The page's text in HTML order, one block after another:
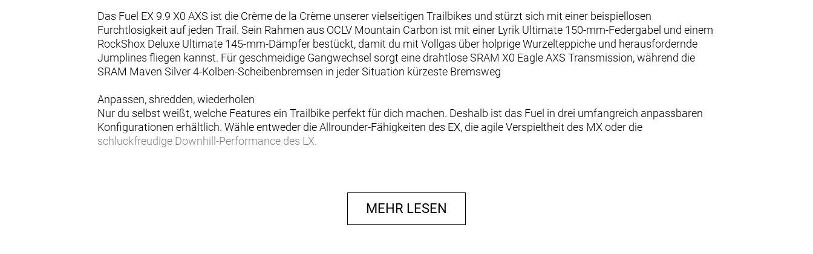
Das Fuel EX 9.9 X0 AXS ist die Crème de la Crème unserer vielseitigen Trailbikes und stürzt sich mit einer beispiellosen
Furchtlosigkeit auf jeden Trail. Sein Rahmen aus OCLV Mountain Carbon ist mit einer Lyrik Ultimate 150-mm-Federgabel und einem
RockShox Deluxe Ultimate 145-mm-Dämpfer bestückt, damit du mit Vollgas über holprige Wurzelteppiche und herausfordernde
Jumplines fliegen kannst. Für geschmeidige Gangwechsel sorgt eine drahtlose SRAM X0 Eagle AXS Transmission, während die
SRAM Maven Silver 4-Kolben-Scheibenbremsen in jeder Situation kürzeste Bremsweg
Anpassen, shredden, wiederholen
Nur du selbst weißt, welche Features ein Trailbike perfekt für dich machen. Deshalb ist das Fuel in drei umfangreich anpassbaren
Konfigurationen erhältlich. Wähle entweder die Allrounder-Fähigkeiten des EX, die agile Verspieltheit des MX oder die
schluckfreudige Downhill-Performance des LX.
MEHR LESEN